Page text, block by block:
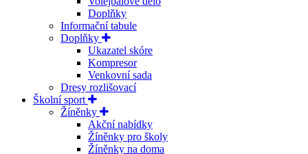
Doplňky
Informační tabule
Doplňky
Ukazatel skóre
Kompresor
Venkovní sada
Dresy rozlišovací
Školní sport
Žíněnky
Akční nabídky
Žíněnky pro školy
Žíněnky na doma